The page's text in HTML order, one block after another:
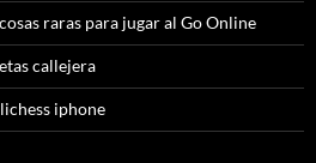
raras para jugar al Go Online
callejera
iphone